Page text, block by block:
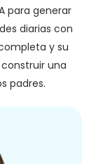
para generar
diarias con
y su
una
padres.